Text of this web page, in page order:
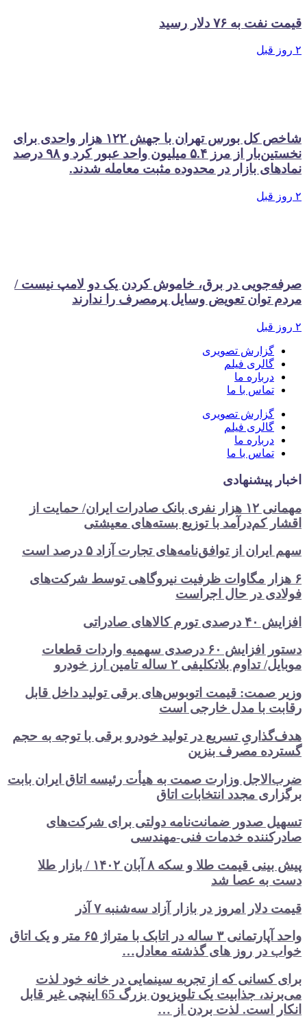
قیمت نفت به ۷۶ دلار رسید
۲ روز قبل
شاخص کل بورس تهران با جهش ۱۲۲ هزار واحدی برای
نخستین‌بار از مرز ۵.۴ میلیون واحد عبور کرد و ۹۸ درصد
نمادهای بازار در محدوده مثبت معامله شدند.
۲ روز قبل
صرفه‌جویی در برق، خاموش کردن یک دو لامپ نیست /
مردم توان تعویض وسایل پرمصرف را ندارند
۲ روز قبل
گزارش تصویری
گالری فیلم
درباره ما
تماس با ما
گزارش تصویری
گالری فیلم
درباره ما
تماس با ما
اخبار پیشنهادی
مهمانی ۱۲ هزار نفری بانک صادرات ایران/ حمایت از
اقشار کم‌درآمد با توزیع بسته‌های معیشتی
سهم ایران از توافق‌نامه‌های تجارت آزاد ۵ درصد است
۶ هزار مگاوات ظرفیت نیروگاهی توسط شرکت‌های
فولادی در حال اجراست
افزایش ۴۰ درصدی تورم کالاهای صادراتی
دستور افزایش ۶۰ درصدی سهمیه واردات قطعات
موبایل/ تداوم بلاتکلیفی ۲ ساله تامین ارز خودرو
وزیر صمت: قیمت اتوبوس‌های برقی تولید داخل قابل
رقابت با مدل خارجی است
هدف‌گذاریِ تسریع در تولید خودرو‌ برقی با توجه به حجم
گسترده مصرف‌ بنزین‌
ضرب‌الاجل وزارت صمت به هیأت رئیسه اتاق‌ ایران بابت
برگزاری مجدد انتخابات اتاق
تسهیل صدور ضمانت‌نامه دولتی برای شرکت‌های
صادرکننده خدمات فنی-مهندسی
پیش بینی قیمت طلا و سکه ۸ آبان ۱۴۰۲ / بازار طلا
دست‌ به عصا شد
قیمت دلار امروز در بازار آزاد سه‌شنبه ۷ آذر
واحد آپارتمانی ۳ ساله در اتابک با متراژ ۶۵ متر و یک اتاق
خواب در روز های گذشته معادل…
برای کسانی که از تجربه سینمایی در خانه خود لذت
می‌برند، جذابیت یک تلویزیون بزرگ 65 اینچی غیر قابل
انکار است. لذت بردن از …